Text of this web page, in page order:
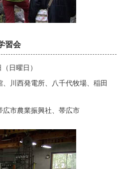
習会
日曜日）
川西発電所、八千代牧場、稲田
市農業振興社、帯広市